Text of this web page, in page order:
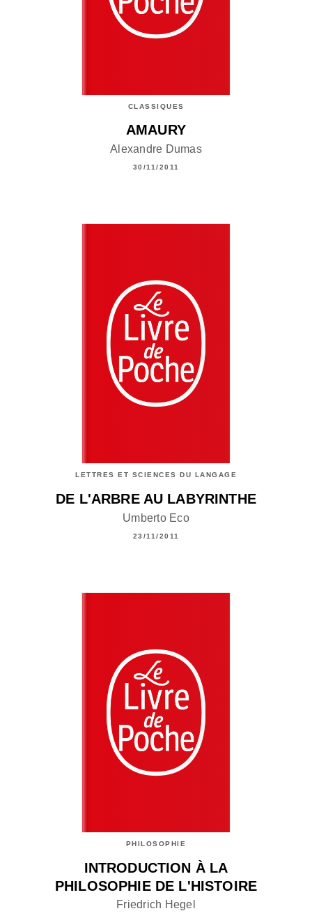
CLASSIQUES
AMAURY
Alexandre Dumas
30/11/2011
LETTRES ET SCIENCES DU LANGAGE
DE L'ARBRE AU LABYRINTHE
Umberto Eco
23/11/2011
PHILOSOPHIE
INTRODUCTION À LA
PHILOSOPHIE DE L'HISTOIRE
Friedrich Hegel